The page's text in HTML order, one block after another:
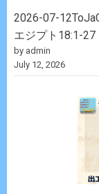
2026-07-
エジプト18:1-27
by admin
July 12, 2026